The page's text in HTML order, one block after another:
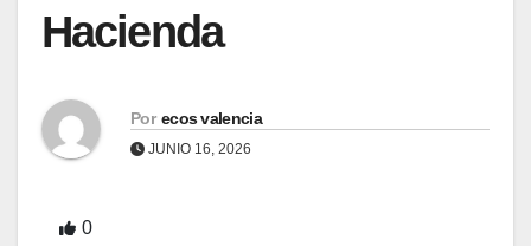
Hacienda
Por ecos valencia
JUNIO 16, 2026
0